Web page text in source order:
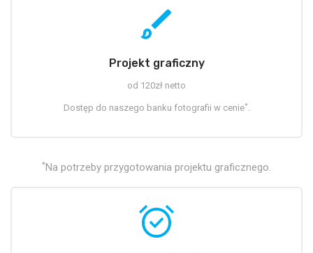
brush
Projekt graficzny
od 120zł netto
Dostęp do naszego banku fotografii w cenie*.
*Na potrzeby przygotowania projektu graficznego.
alarm_on